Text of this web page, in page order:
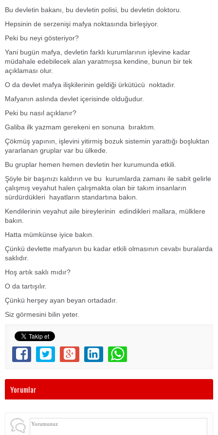
Bu devletin bakanı, bu devletin polisi, bu devletin doktoru.
Hepsinin de serzenişi mafya noktasında birleşiyor.
Peki bu neyi gösteriyor?
Yani bugün mafya, devletin farklı kurumlarının işlevine kadar
müdahale edebilecek alan yaratmışsa kendine, bunun bir tek
açıklaması olur.
O da devlet mafya ilişkilerinin geldiği ürkütücü noktadır.
Mafyanın aslında devlet içerisinde olduğudur.
Peki bu nasıl açıklanır?
Galiba ilk yazmam gerekeni en sonuna bıraktım.
Çökmüş yapının, işlevini yitirmiş bozuk sistemin yarattığı boşluktan
yararlanan gruplar var bu ülkede.
Bu gruplar hemen hemen devletin her kurumunda etkili.
Şöyle bir başınızı kaldırın ve bu kurumlarda zamanı ile sabit gelirle
çalışmış veyahut halen çalışmakta olan bir takım insanların
sürdürdükleri hayatların standartına bakın.
Kendilerinin veyahut aile bireylerinin edindikleri mallara, mülklere
bakın.
Hatta mümkünse iyice bakın.
Çünkü devlette mafyanın bu kadar etkili olmasının cevabı buralarda
saklıdır.
Hoş artık saklı mıdır?
O da tartışılır.
Çünkü herşey ayan beyan ortadadır.
Siz görmesini bilin yeter.
Yorumlar